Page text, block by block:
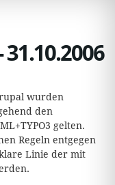
wurden
den
gelten.
Regeln entgegen
Linie der mit